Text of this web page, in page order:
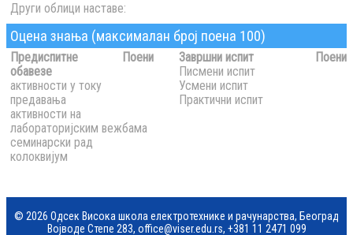
Други облици наставе:
Оцена знања (максималан број поена 100)
Предиспитне
обавезе
Поени
активности у току
предавања
активности на
лабораторијским вежбама
семинарски рад
колоквијум
Завршни испит
Поени
Писмени испит
Усмени испит
Практични испит
© 2026 Одсек Висока школа електротехнике и рачунарства, Београд
Војводе Степе 283, office@viser.edu.rs, +381 11 2471 099